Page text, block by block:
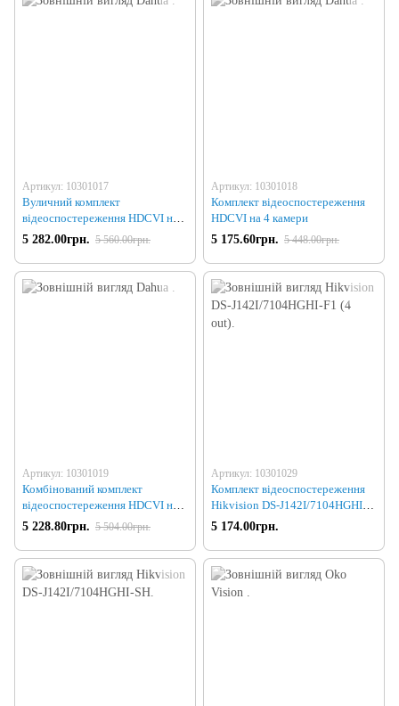
Артикул: 10301017
Вуличний комплект
відеоспостереження HDCVI на 4
камери
5 282.00грн. 5 560.00грн.
Артикул: 10301018
Комплект відеоспостереження
HDCVI на 4 камери
5 175.60грн. 5 448.00грн.
Артикул: 10301019
Комбінований комплект
відеоспостереження HDCVI на 4
камери
5 228.80грн. 5 504.00грн.
Артикул: 10301029
Комплект відеоспостереження
Hikvision DS-J142I/7104HGHI-
F1 (4 out)
5 174.00грн.